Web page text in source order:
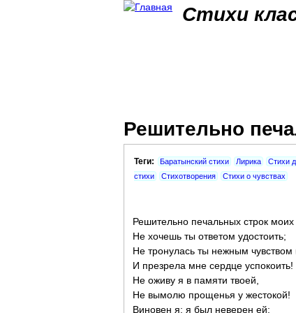
Стихи
Решительно
Теги: Баратынский стихи Лирика Стихи
стихи
Стихотворения Стихи о чувствах
Решительно печальных строк моих
Не хочешь ты ответом удостоить;
Не тронулась ты нежным чувством
И презрела мне сердце успокоить!
Не оживу я в памяти твоей,
Не вымолю прощенья у жестокой!
Виновен я: я был неверен ей;